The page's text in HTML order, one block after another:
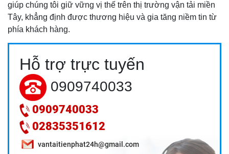
giúp chúng tôi giữ vững vị thế trên thị trường vận tải miền
Tây, khẳng định được thương hiệu và gia tăng niềm tin từ
phía khách hàng.
Hỗ trợ trực tuyến
0909740033
0909740033
02835351612
vantaitienphat24h@gmail.com
DỊCH VỤ VẬN CHUYỂN TRÁI CÂY CAO LÃNH - TPHCM
GIÁ RẺ, UY TÍN